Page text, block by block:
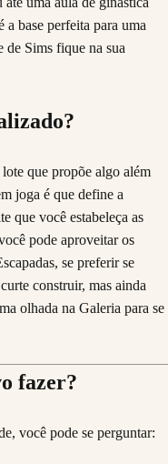
a base perfeita para uma
de Sims fique na sua
que propõe algo além
joga é que define a
que você estabeleça as
pode aproveitar os
se preferir se
construir, mas ainda
olhada na Galeria para se
fazer?
você pode se perguntar: